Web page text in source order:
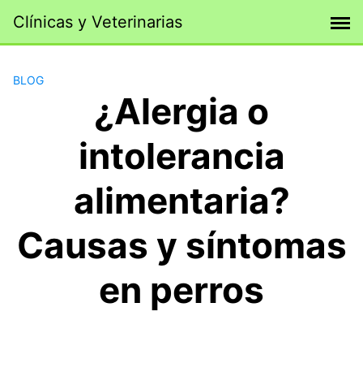
contenido
Clínicas y Veterinarias
BLOG
¿Alergia o
intolerancia
alimentaria?
Causas y síntomas
en perros